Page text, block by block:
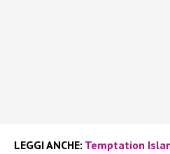
LEGGI ANCHE: Temptation